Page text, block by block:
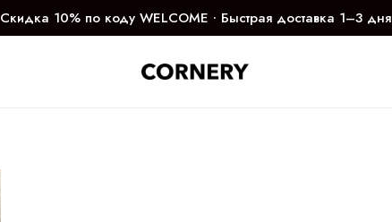
Скидка 10% по коду WELCOME ∙ Быстрая доставка 1–3 дня